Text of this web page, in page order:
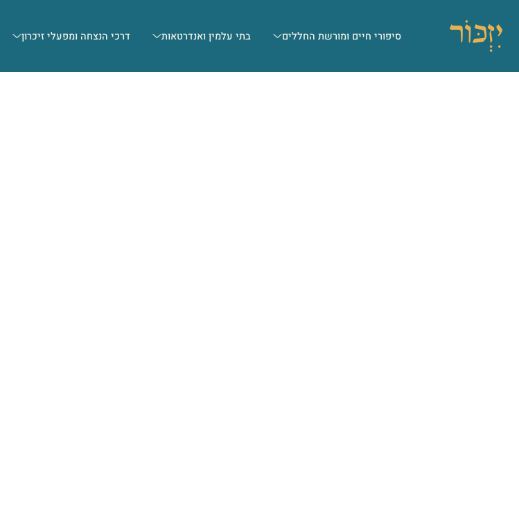
סיפורי חיים ומורשת החללים בתי עלמין ואנדרטאות דרכי הנצחה ומפעלי זיכרון